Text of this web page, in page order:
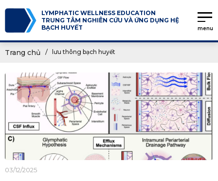
LYMPHATIC WELLNESS EDUCATION
TRUNG TÂM NGHIÊN CỨU VÀ ỨNG DỤNG HỆ
BẠCH HUYẾT
menu
Trang chủ lưu thông bạch huyết
03/12/2025